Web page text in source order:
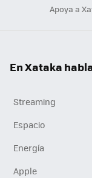
Apoya a
En Xataka
Streaming
Espacio
Energía
Apple